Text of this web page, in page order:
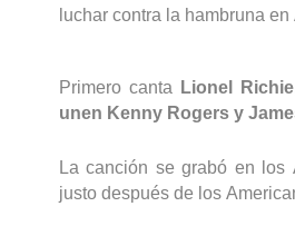
luchar contra la hambruna en
Primero canta Lionel Richie
unen Kenny Rogers y
La canción se grabó en los
justo después de los